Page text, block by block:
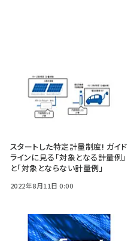
スタートした特定計量制度! ガイド
ラインに見る「対象となる計量例」
と「対象とならない計量例」
2022年8月11日 0:00